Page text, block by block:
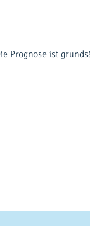
Prognose ist